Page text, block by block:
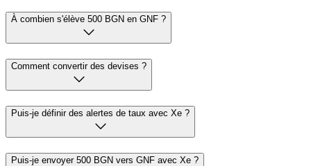
À combien s'élève 500 BGN en GNF ?
Comment convertir des devises ?
Puis-je définir des alertes de taux avec Xe ?
Puis-je envoyer 500 BGN vers GNF avec Xe ?